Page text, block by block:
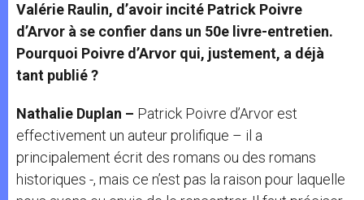
Valérie Raulin, d’avoir incité Patrick Poivre
d’Arvor à se confier dans un 50e livre-entretien.
Pourquoi Poivre d’Arvor qui, justement, a déjà
tant publié ?
Nathalie Duplan – Patrick Poivre d’Arvor est
effectivement un auteur prolifique – il a
principalement écrit des romans ou des romans
historiques -, mais ce n’est pas la raison pour laquelle